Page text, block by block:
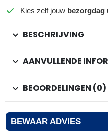
Kies zelf jouw bezorgdag
BESCHRIJVING
AANVULLENDE
BEOORDELINGEN (0)
BEWAAR ADVIES